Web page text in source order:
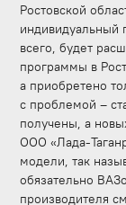
Ростовской
индивидуальный
всего, будет
программы в
а приобретено
с проблемой –
получены, а
ООО «Лада-
модели, так
обязательно
производителя